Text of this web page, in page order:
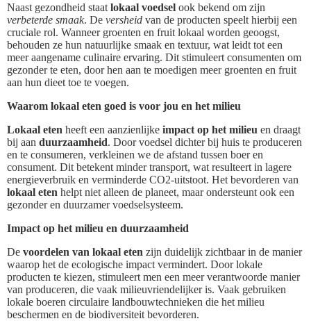
Naast gezondheid staat lokaal voedsel ook bekend om zijn
verbeterde smaak. De versheid van de producten speelt hierbij een
cruciale rol. Wanneer groenten en fruit lokaal worden geoogst,
behouden ze hun natuurlijke smaak en textuur, wat leidt tot een
meer aangename culinaire ervaring. Dit stimuleert consumenten om
gezonder te eten, door hen aan te moedigen meer groenten en fruit
aan hun dieet toe te voegen.
Waarom lokaal eten goed is voor jou en het milieu
Lokaal eten heeft een aanzienlijke impact op het milieu en draagt
bij aan duurzaamheid. Door voedsel dichter bij huis te produceren
en te consumeren, verkleinen we de afstand tussen boer en
consument. Dit betekent minder transport, wat resulteert in lagere
energieverbruik en verminderde CO2-uitstoot. Het bevorderen van
lokaal eten helpt niet alleen de planeet, maar ondersteunt ook een
gezonder en duurzamer voedselsysteem.
Impact op het milieu en duurzaamheid
De voordelen van lokaal eten zijn duidelijk zichtbaar in de manier
waarop het de ecologische impact vermindert. Door lokale
producten te kiezen, stimuleert men een meer verantwoorde manier
van produceren, die vaak milieuvriendelijker is. Vaak gebruiken
lokale boeren circulaire landbouwtechnieken die het milieu
beschermen en de biodiversiteit bevorderen.